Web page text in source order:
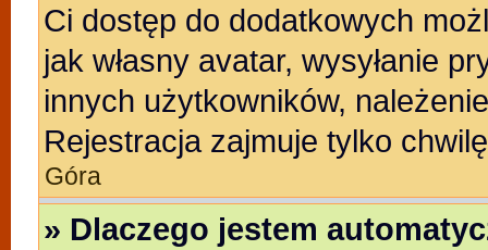
Ci dostęp do dodatkowych
jak własny avatar, wysyłanie
innych użytkowników,
Rejestracja zajmuje tylko
Góra
» Dlaczego jestem